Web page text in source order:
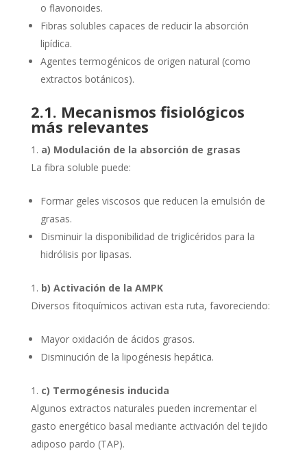
o flavonoides.
Fibras solubles capaces de reducir la absorción
lipídica.
Agentes termogénicos de origen natural (como
extractos botánicos).
2.1. Mecanismos fisiológicos
más relevantes
a) Modulación de la absorción de grasas
La fibra soluble puede:
Formar geles viscosos que reducen la emulsión de
grasas.
Disminuir la disponibilidad de triglicéridos para la
hidrólisis por lipasas.
b) Activación de la AMPK
Diversos fitoquímicos activan esta ruta, favoreciendo:
Mayor oxidación de ácidos grasos.
Disminución de la lipogénesis hepática.
c) Termogénesis inducida
Algunos extractos naturales pueden incrementar el
gasto energético basal mediante activación del tejido
adiposo pardo (TAP).